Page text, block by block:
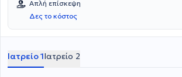
Απλή επίσκεψη
Δες το κόστος
Ιατρείο 1Ιατρείο 2